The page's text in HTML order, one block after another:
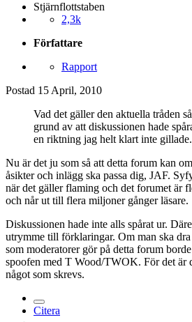
Stjärnflottstaben
2,3k
Författare
Rapport
Postad 15 April, 2010
Vad det gäller den aktuella tråden
grund av att diskussionen hade
en riktning jag helt klart inte gillade.
Nu är det ju som så att detta forum kan
åsikter och inlägg ska passa dig, JAF.
när det gäller flaming och det forumet är
och når ut till flera miljoner gånger läsare.
Diskussionen hade inte alls spårat ur.
utrymme till förklaringar. Om man ska
som moderatorer gör på detta forum
spoofen med T Wood/TWOK. För det är
något som skrevs.
Citera